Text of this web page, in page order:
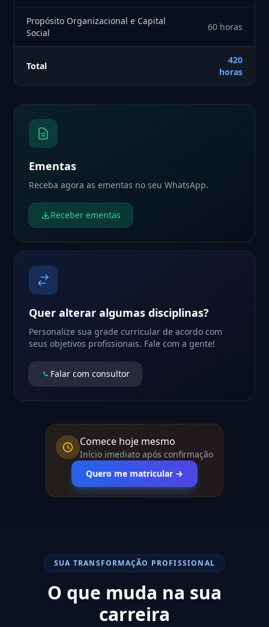
Propósito Organizacional e Capital
Social
60 horas
Total
420
horas
Ementas
Receba agora as ementas no seu WhatsApp.
Receber ementas
Quer alterar algumas disciplinas?
Personalize sua grade curricular de acordo com
seus objetivos profissionais. Fale com a gente!
Falar com consultor
Comece hoje mesmo
Início imediato após confirmação
Quero me matricular →
SUA TRANSFORMAÇÃO PROFISSIONAL
O que muda na sua
carreira